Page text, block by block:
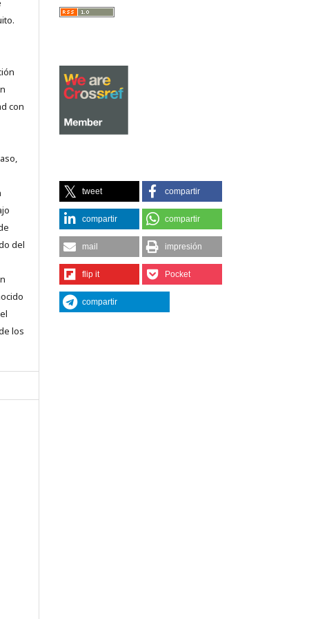
con
del
los
tweet compartir
compartir compartir
mail impresión
flip it Pocket
compartir